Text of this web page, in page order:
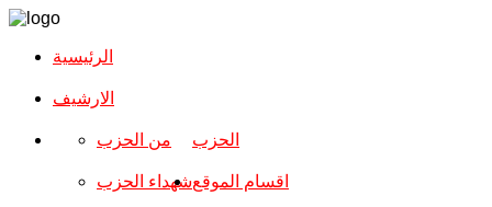
الرئيسية
الارشیف
الحزب من الحزب
شهداء الحزباقسام الموقع